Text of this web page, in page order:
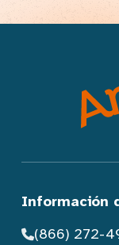
Información
(866) 272-